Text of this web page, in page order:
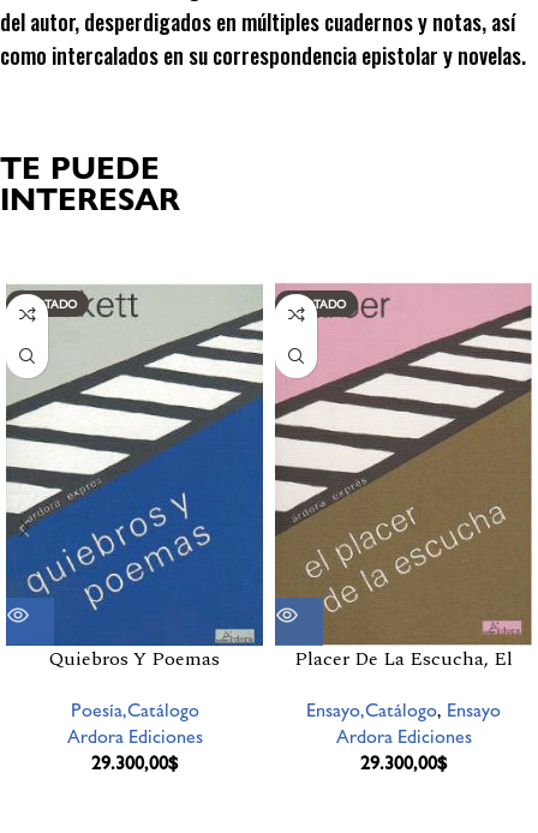
del autor, desperdigados en múltiples cuadernos y notas, así
como intercalados en su correspondencia epistolar y novelas.
TE PUEDE
INTERESAR
AGOTADO
Quiebros Y Poemas
Poesía,Catálogo
Ardora Ediciones
29.300,00$
AGOTADO
Placer De La Escucha, El
Ensayo,Catálogo, Ensayo
Ardora Ediciones
29.300,00$